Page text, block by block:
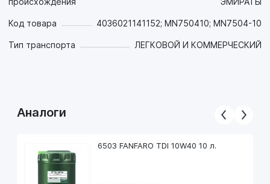
автомобилей (легковых, легких внедорожников,
требования к моторным маслам (согласно указанным выше
Код товара 4036021141152; MN750410; MN7504-10
Тип транспорта ЛЕГКОВОЙ И КОММЕРЧЕСКИЙ
Аналоги
6503 FANFARO TDI 10W40 10 л.